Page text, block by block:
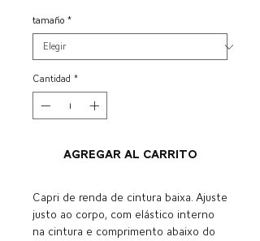
tamaño *
Cantidad *
Agregar al carrito
Capri de renda de cintura baixa. Ajuste
justo ao corpo, com elástico interno
na cintura e comprimento abaixo do